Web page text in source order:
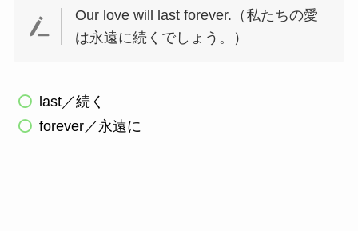
Our love will last forever.（私たちの愛
は永遠に続くでしょう。）
last／続く
forever／永遠に